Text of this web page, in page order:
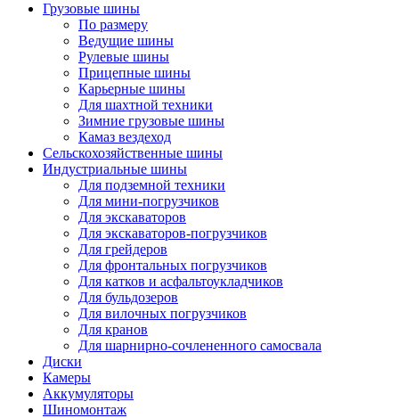
Грузовые шины
По размеру
Ведущие шины
Рулевые шины
Прицепные шины
Карьерные шины
Для шахтной техники
Зимние грузовые шины
Камаз вездеход
Сельскохозяйственные шины
Индустриальные шины
Для подземной техники
Для мини-погрузчиков
Для экскаваторов
Для экскаваторов-погрузчиков
Для грейдеров
Для фронтальных погрузчиков
Для катков и асфальтоукладчиков
Для бульдозеров
Для вилочных погрузчиков
Для кранов
Для шарнирно-сочлененного самосвала
Диски
Камеры
Аккумуляторы
Шиномонтаж